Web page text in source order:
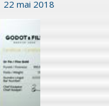
22 mai 2018